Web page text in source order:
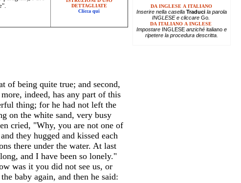
DETTAGLIATE
Clicca qui
of being quite true; and second,
indeed, has any part of this
thing; for he had not left the
on the white sand, very busy
cried, "Why, you are not one of
they hugged and kissed each
there under the water. At last
and I have been so lonely."
was it you did not see us, or
baby again, and then he said:
DA INGLESE A ITALIANO
Inserire nella casella Traducila parola
INGLESE e cliccare Go.
DA ITALIANO A INGLESE
Impostare INGLESEanziché italianoe
ripetere la procedura descritta.